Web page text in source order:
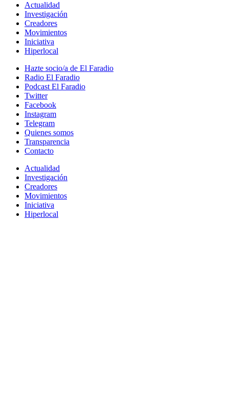
Actualidad
Investigación
Creadores
Movimientos
Iniciativa
Hiperlocal
Hazte socio/a de El Faradio
Radio El Faradio
Podcast El Faradio
Twitter
Facebook
Instagram
Telegram
Quienes somos
Transparencia
Contacto
Actualidad
Investigación
Creadores
Movimientos
Iniciativa
Hiperlocal